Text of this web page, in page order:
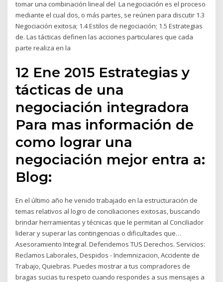
tomar una combinación lineal del La negociación es el proceso
mediante el cual dos, o más partes, se reúnen para discutir 1.3
Negociación exitosa; 1.4 Estilos de negociación; 1.5 Estrategias
de. Las tácticas definen las acciones particulares que cada
parte realiza en la
12 Ene 2015 Estrategias y
tácticas de una
negociación integradora
Para mas información de
como lograr una
negociación mejor entra a:
Blog:
En el último año he venido trabajado en la estructuración de
temas relativos al logro de conciliaciones exitosas, buscando
brindar herramientas y técnicas que le permitan al Conciliador
liderar y superar las contingencias o dificultades que…
Asesoramiento Integral. Defendemos TUS Derechos. Servicios:
Reclamos Laborales, Despidos - Indemnizacion, Accidente de
Trabajo, Quiebras. Puedes mostrar a tus compradores de
bragas sucias tu respeto cuando respondes a sus mensajes a